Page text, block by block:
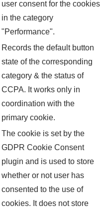
user consent for the cookies
in the category
"Performance".
Records the default button
state of the corresponding
category & the status of
CCPA. It works only in
coordination with the
primary cookie.
The cookie is set by the
GDPR Cookie Consent
plugin and is used to store
whether or not user has
consented to the use of
cookies. It does not store